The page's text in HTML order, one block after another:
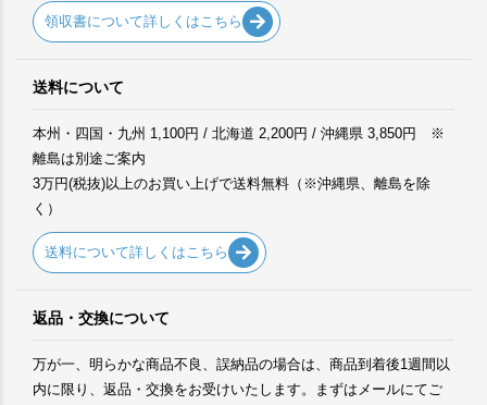
領収書について詳しくはこちら
送料について
本州・四国・九州 1,100円 / 北海道 2,200円 / 沖縄県 3,850円 ※
離島は別途ご案内
3万円(税抜)以上のお買い上げで送料無料（※沖縄県、離島を除
く）
送料について詳しくはこちら
返品・交換について
万が一、明らかな商品不良、誤納品の場合は、商品到着後1週間以
内に限り、返品・交換をお受けいたします。まずはメールにてご